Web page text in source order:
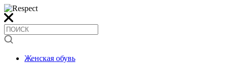
Женская обувь